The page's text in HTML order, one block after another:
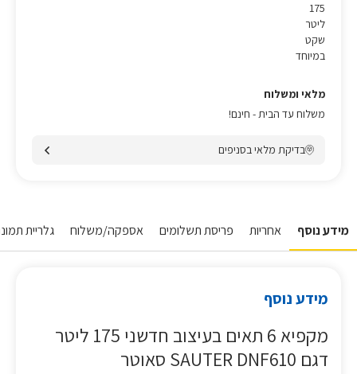
175
ליטר
שקט
במיוחד
מלאי ומשלוח
משלוח עד הבית - חינם!
בדיקת מלאי בסניפים
מידע נוסף אחריות פריסת תשלומים אספקה/משלוח גלריית
מידע נוסף
מקפיא 6 תאים בעיצוב חדשני 175 ליטר
דגם SAUTER DNF610 סאוטר